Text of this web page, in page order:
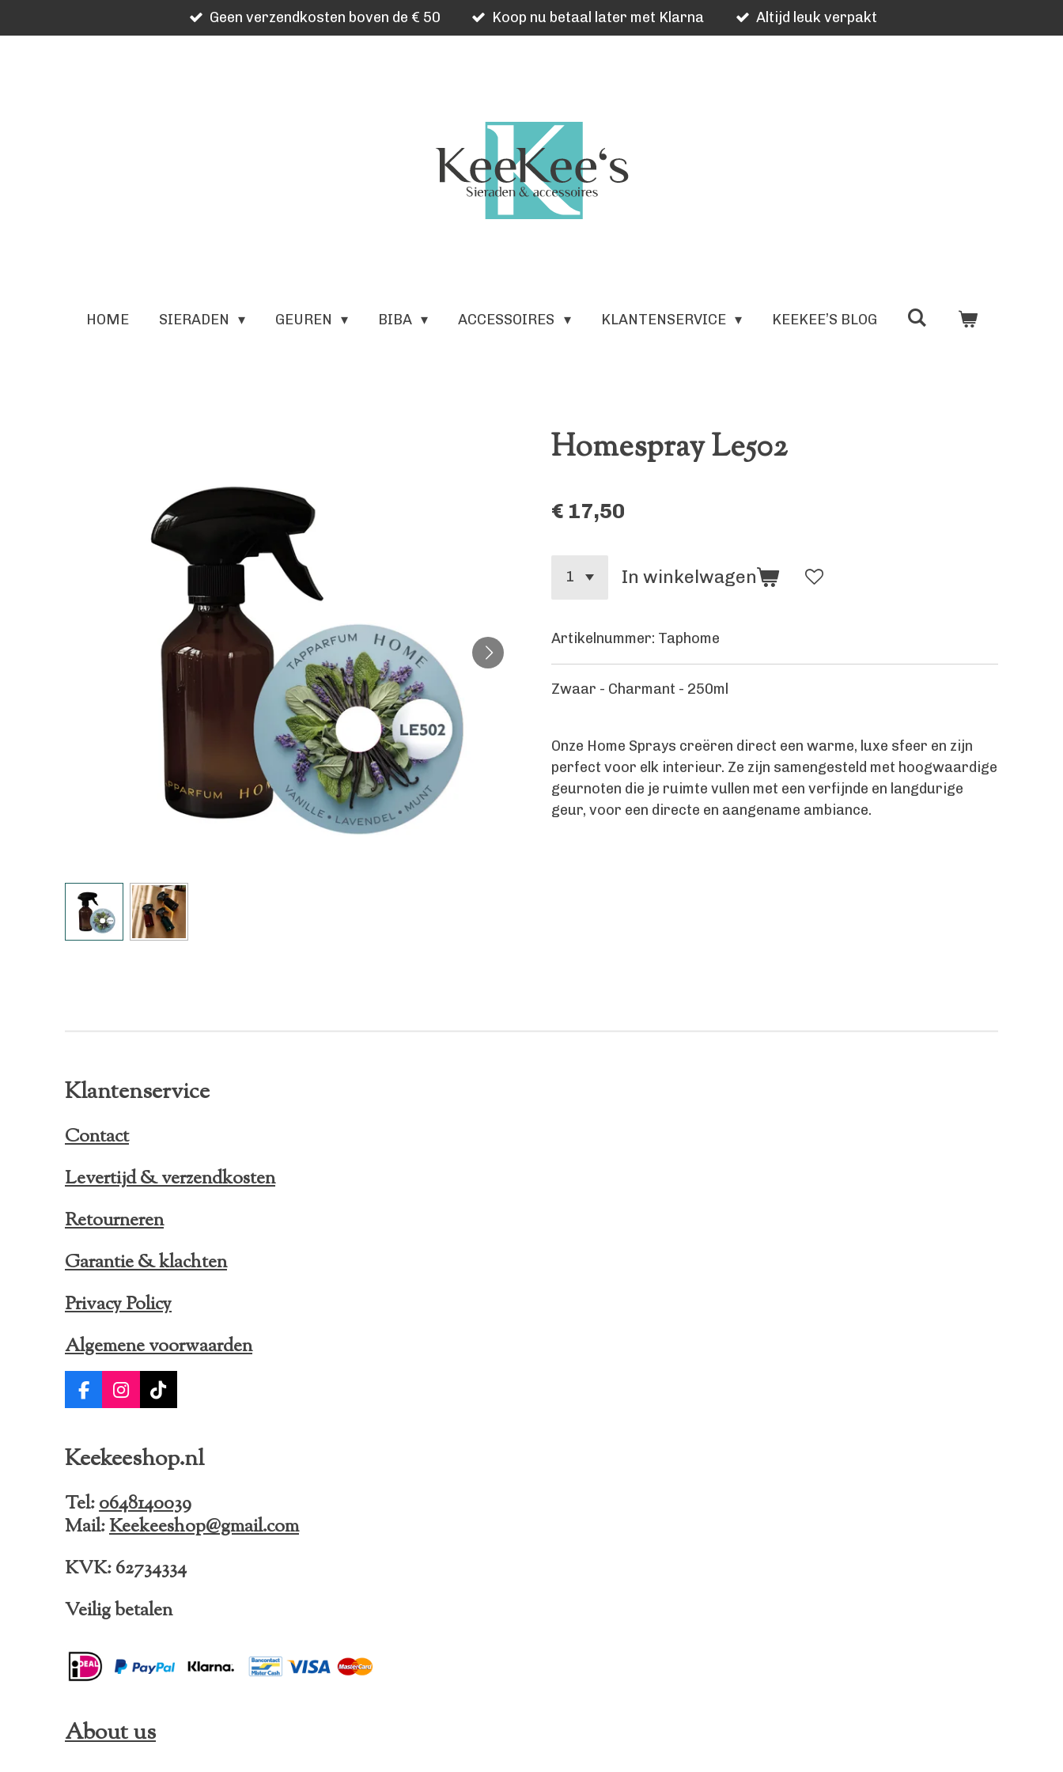
direct
Geen verzendkosten boven de € 50 Koop nu betaal later met Klarna Altijd leuk verpakt
HOME SIERADEN GEUREN BIBA ACCESSOIRES KLANTENSERVICE KEEKEE’S BLOG
Homespray Le502
€ 17,50
In winkelwagen
Artikelnummer: Taphome
Zwaar - Charmant - 250ml
Onze Home Sprays creëren direct een warme, luxe sfeer en zijn
perfect voor elk interieur. Ze zijn samengesteld met hoogwaardige
geurnoten die je ruimte vullen met een verfijnde en langdurige
geur, voor een directe en aangename ambiance.
Klantenservice
Contact
Levertijd & verzendkosten
Retourneren
Garantie & klachten
Privacy Policy
Algemene voorwaarden
F
a
b
o
k
I
n
a
r
a
m
T
i
o
Keekeeshop.nl
Tel:0648140039
Mail:Keekeeshop@gmail.com
KVK: 62734334
Veilig betalen
About us